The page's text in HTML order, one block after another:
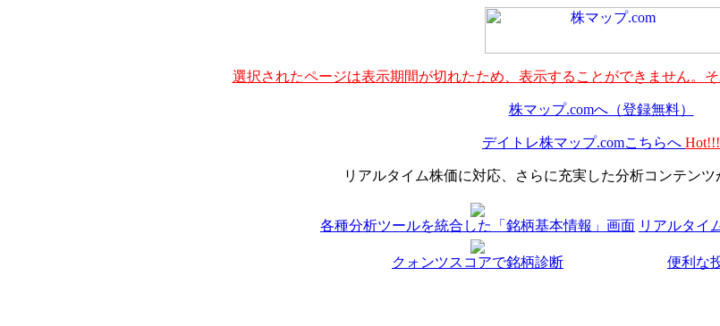
選択されたページは表示期間が切れたため、表示することができません。
株マップ.comへ（登録無料）
デイトレ株マップ.comこちらへ Hot!!!
リアルタイム株価に対応、さらに充実した分析コンテンツ
各種分析ツールを統合した「銘柄基本情報」画面 リアルタイ
クォンツスコアで銘柄診断 便利な